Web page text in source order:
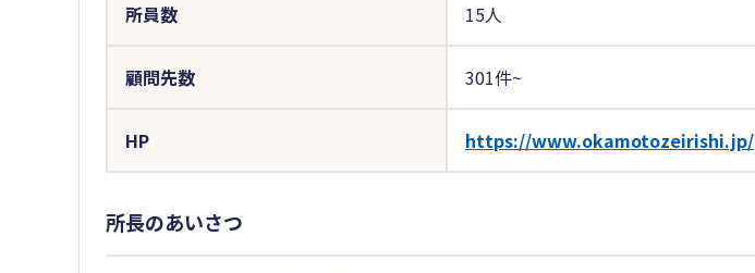
所員数 15人
顧問先数 301件~
HP https://www.okamotozeirishi.jp/
所長のあいさつ